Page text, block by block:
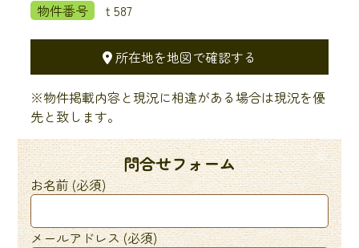
物件番号
ｔ587
所在地を地図で確認する
※物件掲載内容と現況に相違がある場合は現況を優
先と致します。
問合せフォーム
お名前 (必須)
メールアドレス (必須)